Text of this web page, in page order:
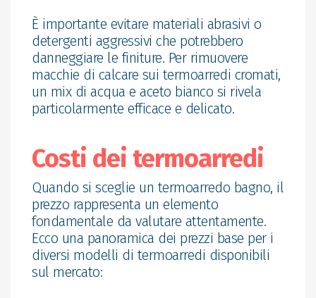
È importante evitare materiali abrasivi o
detergenti aggressivi che potrebbero
danneggiare le finiture. Per rimuovere
macchie di calcare sui termoarredi cromati,
un mix di acqua e aceto bianco si rivela
particolarmente efficace e delicato.
Costi dei termoarredi
Quando si sceglie un termoarredo bagno, il
prezzo rappresenta un elemento
fondamentale da valutare attentamente.
Ecco una panoramica dei prezzi base per i
diversi modelli di termoarredi disponibili
sul mercato: